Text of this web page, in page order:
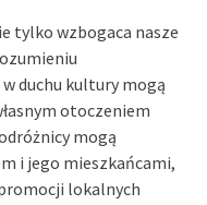
tylko wzbogaca nasze
duchu kultury mogą
otoczeniem
mogą
i jego mieszkańcami,
lokalnych